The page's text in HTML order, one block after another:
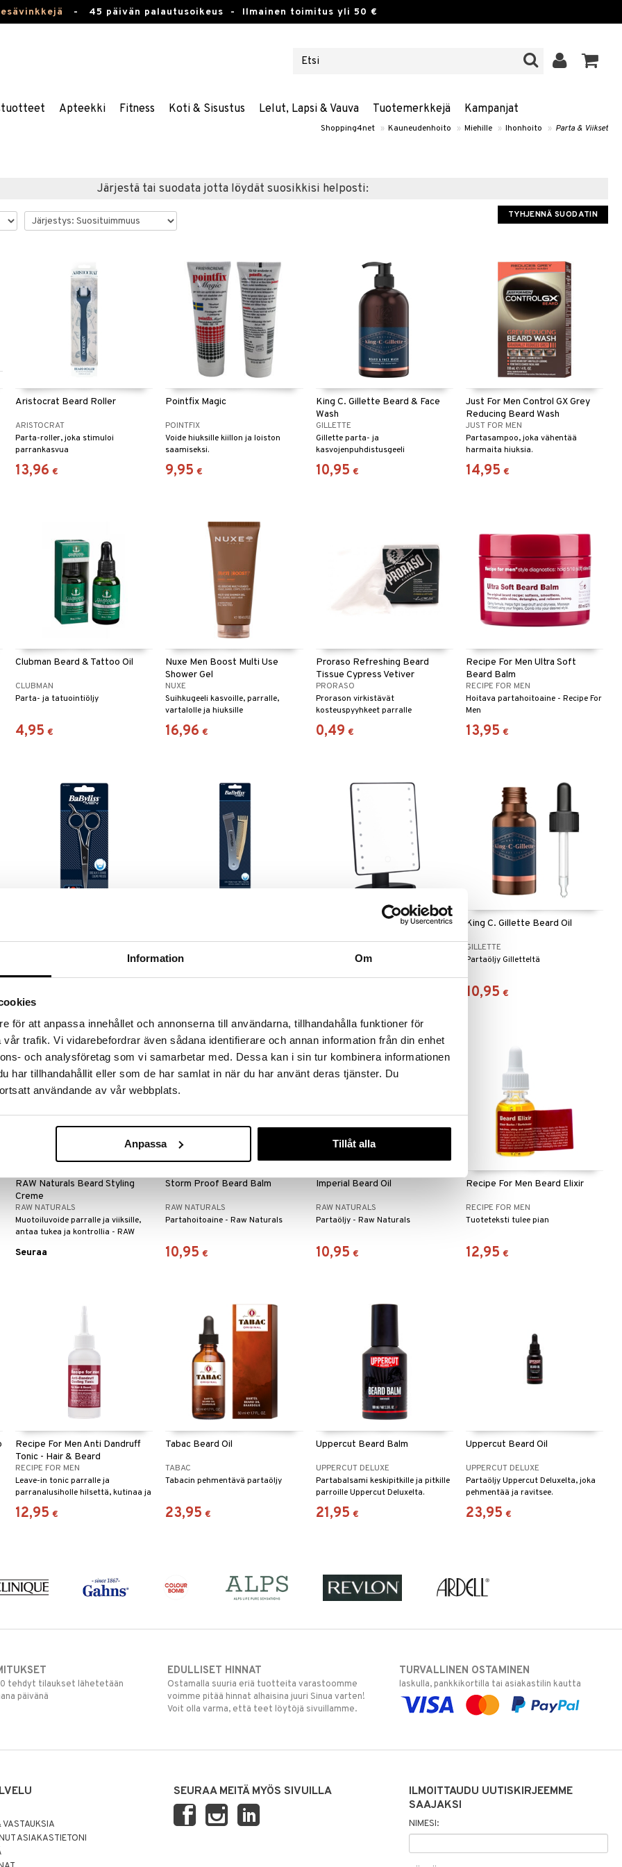
Information Om
för att anpassa innehållet och annonserna till användarna, tillhandahålla funktioner för
trafik. Vi vidarebefordrar även sådana identifierare och annan information från din enhet
och analysföretag som vi samarbetar med. Dessa kan i sin tur kombinera informationen
har tillhandahållit eller som de har samlat in när du har använt deras tjänster. Du
användande av vår webbplats.
Anpassa Tillåt alla
- 45 päivän palautusoikeus - Ilmainen toimitus yli 50 €
Apteekki Fitness Koti & Sisustus Lelut, Lapsi & Vauva Tuotemerkkejä Kampanjat
Shopping4net » Kauneudenhoito » Miehille » Ihonhoito » Parta & Viikset
Järjestä tai suodata jotta löydät suosikkisi helposti:
TYHJENNÄ SUODATIN
Aristocrat Beard Roller
ARISTOCRAT
Parta-roller, joka stimuloi
parrankasvua
13,96 €
Pointfix Magic
POINTFIX
Voide hiuksille kiillon ja loiston
saamiseksi.
9,95 €
King C. Gillette Beard & Face
Wash
GILLETTE
Gillette parta- ja
kasvojenpuhdistusgeeli
10,95 €
Just For Men Control GX Grey
Reducing Beard Wash
JUST FOR MEN
Partasampoo, joka vähentää
harmaita hiuksia.
14,95 €
Clubman Beard & Tattoo Oil
CLUBMAN
Parta- ja tatuointiöljy
4,95 €
Nuxe Men Boost Multi Use
Shower Gel
NUXE
Suihkugeeli kasvoille, parralle,
vartalolle ja hiuksille
16,96 €
Proraso Refreshing Beard
Tissue Cypress Vetiver
PRORASO
Prorason virkistävät
kosteuspyyhkeet parralle
0,49 €
Recipe For Men Ultra Soft
Beard Balm
RECIPE FOR MEN
Hoitava partahoitoaine - Recipe For
Men
13,95 €
Taittokampa - BaByliss
Carl&Son Shaving / Makeup
Makeup-/parranajopeili mustin
King C. Gillette Beard Oil
GILLETTE
Partaöljy Gilletteltä
10,95 €
RAW Naturals Beard Styling
Creme
RAW NATURALS
Muotoiluvoide parralle ja viiksille,
antaa tukea ja kontrollia - RAW
Seuraa
Storm Proof Beard Balm
RAW NATURALS
Partahoitoaine - Raw Naturals
10,95 €
Imperial Beard Oil
RAW NATURALS
Partaöljy - Raw Naturals
10,95 €
Recipe For Men Beard Elixir
RECIPE FOR MEN
Tuoteteksti tulee pian
12,95 €
Recipe For Men Anti Dandruff
Tonic - Hair & Beard
RECIPE FOR MEN
Leave-in tonic parralle ja
parranalusiholle hilsettä, kutinaa ja
punoitusta vastaan - Recipe for
Men
12,95 €
Tabac Beard Oil
TABAC
Tabacin pehmentävä partaöljy
23,95 €
Uppercut Beard Balm
UPPERCUT DELUXE
Partabalsami keskipitkille ja pitkille
parroille Uppercut Deluxelta.
21,95 €
Uppercut Beard Oil
UPPERCUT DELUXE
Partaöljy Uppercut Deluxelta, joka
pehmentää ja ravitsee.
23,95 €
tehdyt tilaukset lähetetään
päivänä
EDULLISET HINNAT
Ostamalla suuria eriä tuotteita varastoomme
voimme pitää hinnat alhaisina juuri Sinua varten!
Voit olla varma, että teet löytöjä sivuillamme.
TURVALLINEN OSTAMINEN
laskulla, pankkikortilla tai asiakastilin kautta
ASIAKASTIETONI
SEURAA MEITÄ MYÖS SIVUILLA
ILMOITTAUDU UUTISKIRJEEMME
SAAJAKSI
NIMESI: